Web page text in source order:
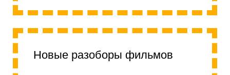
Новые разоборы фильмов